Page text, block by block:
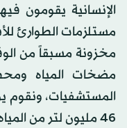
الإنسانية يقومون
مستلزمات الطوارئ
مخزونة مسبقاً من
مضخات المياه
المستشفيات، ونقوم